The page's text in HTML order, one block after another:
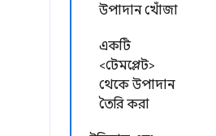
উপাদান খোঁজা
একটি
<টেমপ্লেট>
থেকে উপাদান
তৈরি করা